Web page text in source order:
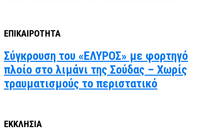
ΕΠΙΚΑΙΡΟΤΗΤΑ
Σύγκρουση του «ΕΛΥΡΟΣ» με φορτηγό
πλοίο στο λιμάνι της Σούδας – Χωρίς
τραυματισμούς το περιστατικό
ΕΚΚΛΗΣΙΑ